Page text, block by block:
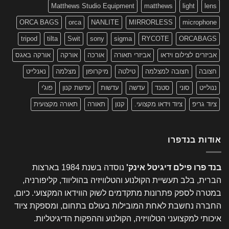
lens
light
matthews
Matthews Studio Equipment
microphone
MIRRORLESS
NANLITE
orca
ORCA BAGS
ORCABAGS
RYCOTE
sigma
sony
Swit
tilta
tripod
אביזרים לצילום וידאו אביזרי תאורה אורכה אורקה אורקה באגס
חצובה חצובה למצלמה טילטה מיקרופון מצלמה נאנלייט
ננולייט סוני סטנד עדשה עדשות עדשת קנון פוג'י
ציוד גריפ ציוד וידאו מקצועי. קנון תאורה תאורה מקצועית
אודות בנדפרו
בנד פרו פילם דיגיטל אינק'
נוסדה בשנת 1984 בארצות
הברית, בלב תעשיית הקולנוע והטלוויזיה בהוליווד, קליפורניה,
במטרה לספק פתרונות מתקדמים לשוק הווידאו המקצועי. כיום,
החברה נחשבת לאחת המובילות בעולם בתחום, ומספקת ציוד
איכותי למקצועני הטלוויזיה, הקולנוע וההפקות הדיגיטליות.